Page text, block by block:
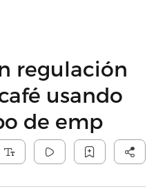
regulación
usando
de emp